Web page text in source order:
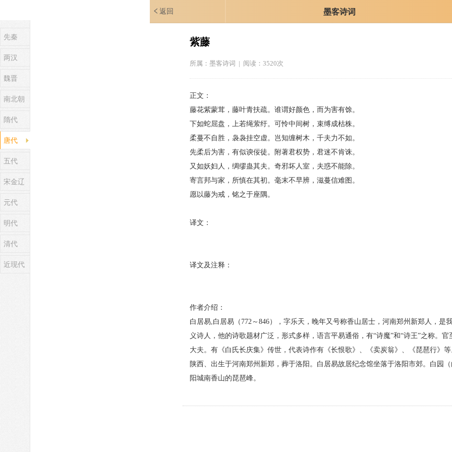
返回 墨客诗词
先秦
两汉
魏晋
南北朝
隋代
唐代
五代
宋金辽
元代
明代
清代
近现代
紫藤
所属： 墨客诗词 | 阅读：3520次
正文：
藤花紫蒙茸，藤叶青扶疏。谁谓好颜色，而为害有馀。
下如蛇屈盘，上若绳萦纡。可怜中间树，束缚成枯株。
柔蔓不自胜，袅袅挂空虚。岂知缠树木，千夫力不如。
先柔后为害，有似谀佞徒。附著君权势，君迷不肯诛。
又如妖妇人，绸缪蛊其夫。奇邪坏人室，夫惑不能除。
寄言邦与家，所慎在其初。毫末不早辨，滋蔓信难图。
愿以藤为戒，铭之于座隅。
译文：
译文及注释：
作者介绍：
白居易,白居易（772～846），字乐天，晚年又号称香山居士，河南郑州新郑人，是
义诗人，他的诗歌题材广泛，形式多样，语言平易通俗，有“诗魔”和“诗王”之称。
大夫。有《白氏长庆集》传世，代表诗作有《长恨歌》、《卖炭翁》、《琵琶行》
陕西、出生于河南郑州新郑，葬于洛阳。白居易故居纪念馆坐落于洛阳市郊。白园
阳城南香山的琵琶峰。